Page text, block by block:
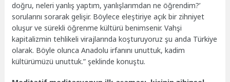
doğru, neleri yanlış yaptım, yanlışlarımdan ne öğrendim?’
sorularını sorarak gelişir. Böylece eleştiriye açık bir zihniyet
oluşur ve sürekli öğrenme kültürü benimsenir. Vahşi
kapitalizmin tehlikeli virajlarında koşturuyoruz şu anda Türkiye
olarak. Böyle olunca Anadolu irfanını unuttuk, kadim
kültürümüzü unuttuk.” şeklinde konuştu.